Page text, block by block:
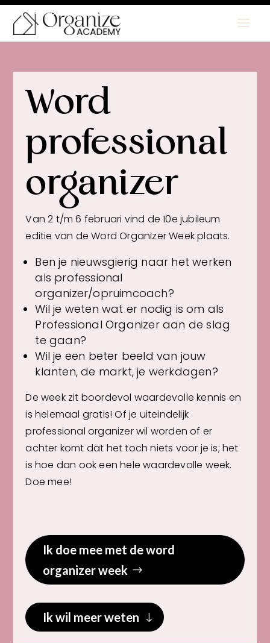
Plan jouw gratis kennismaking in
Word
professional
organizer
Van 2 t/m 6 februari vind de 10e jubileum
editie van de Word Organizer Week plaats.
Ben je nieuwsgierig naar het werken
als professional
organizer/opruimcoach?
Wil je weten wat er nodig is om als
Professional Organizer aan de slag
te gaan?
Wil je een beter beeld van jouw
klanten, de markt, je werkdagen?
De week zit boordevol waardevolle kennis en
is helemaal gratis! Of je uiteindelijk
professional organizer wil worden of er
achter komt dat het toch niets voor je is; het
is hoe dan ook een hele waardevolle week.
Doe mee!
Ik doe mee met de word
organizer week
Ik wil meer weten